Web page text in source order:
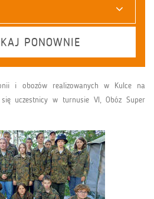
PONOWNIE
i obozów realizowanych w Kulce na
uczestnicy w turnusie VI, Obóz Super